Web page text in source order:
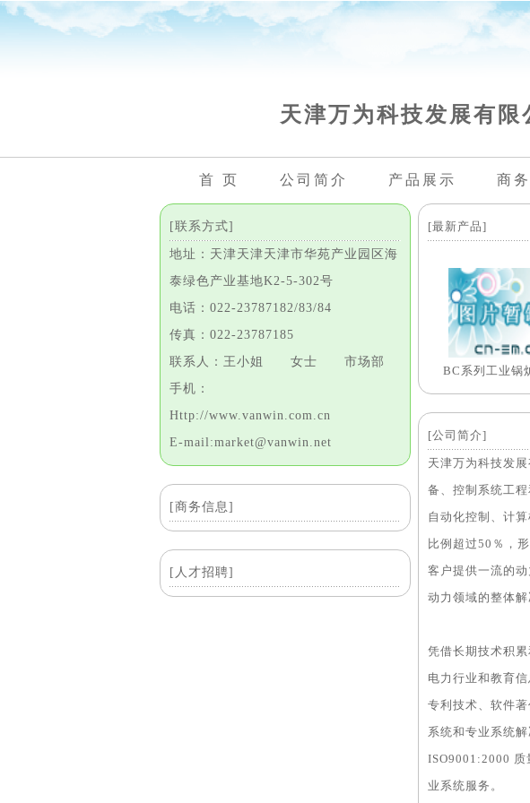
天津万为科技发展有限
首 页 公司简介 产品展示 商
[联系方式]
地址：天津天津天津市华苑产业园区海
泰绿色产业基地K2-5-302号
电话：022-23787182/83/84
传真：022-23787185
联系人：王小姐 女士 市场部
手机：
Http://www.vanwin.com.cn
E-mail:market@vanwin.net
[商务信息]
[人才招聘]
[最新产品]
BC系列工业锅
[公司简介]
天津万为科技发
备、控制系统工
自动化控制、计
比例超过50％，
客户提供一流的
动力领域的整体
凭借长期技术积
电力行业和教育
专利技术、软件
系统和专业系统
ISO9001:2000 质
业系统服务。